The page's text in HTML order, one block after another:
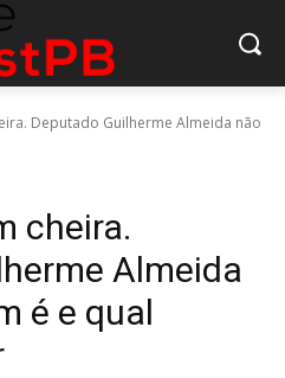
Deputado Guilherme Almeida não
cheira.
Almeida
é e qual